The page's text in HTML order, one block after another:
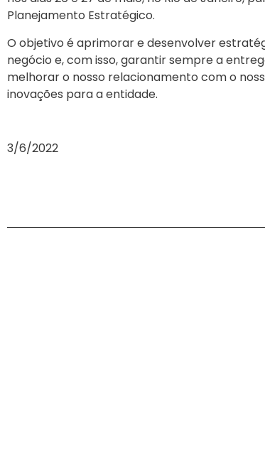
Planejamento Estratégico.
O objetivo é aprimorar e desenvolver
negócio e, com isso, garantir sempre a
melhorar o nosso relacionamento com o
inovações para a entidade.
3/6/2022